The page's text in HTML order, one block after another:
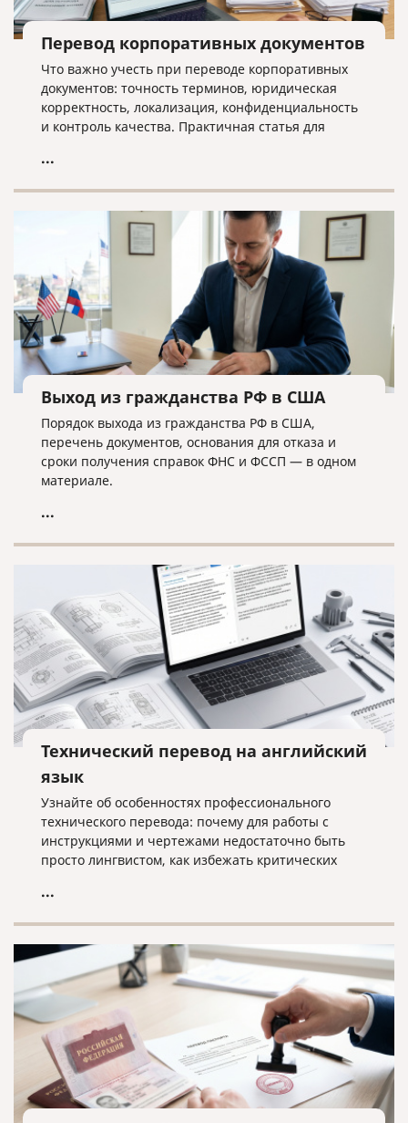
Перевод корпоративных документов
Что важно учесть при переводе корпоративных
документов: точность терминов, юридическая
корректность, локализация, конфиденциальность
и контроль качества. Практичная статья для
...
Выход из гражданства РФ в США
Порядок выхода из гражданства РФ в США,
перечень документов, основания для отказа и
сроки получения справок ФНС и ФССП — в одном
материале.
...
Технический перевод на английский
язык
Узнайте об особенностях профессионального
технического перевода: почему для работы с
инструкциями и чертежами недостаточно быть
просто лингвистом, как избежать критических
получения качественного результата при работе с
...